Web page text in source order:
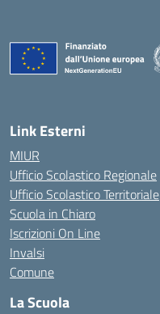
Link Esterni
MIUR
Ufficio Scolastico Regionale
Ufficio Scolastico Territoriale
Scuola in Chiaro
Iscrizioni On Line
Invalsi
Comune
La Scuola